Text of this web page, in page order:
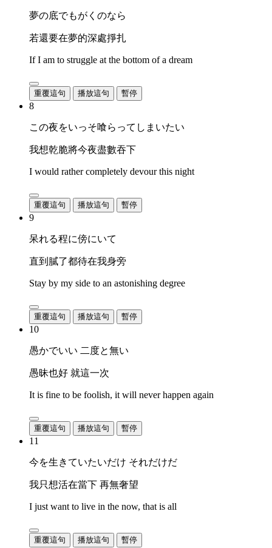
夢の底でもがくのなら
若還要在夢的深處掙扎
If I am to struggle at the bottom of a dream
重覆這句 播放這句 暫停
8
この夜をいっそ喰らってしまいたい
我想乾脆將今夜盡數吞下
I would rather completely devour this night
重覆這句 播放這句 暫停
9
呆れる程に傍にいて
直到膩了都待在我身旁
Stay by my side to an astonishing degree
重覆這句 播放這句 暫停
10
愚かでいい 二度と無い
愚昧也好 就這一次
It is fine to be foolish, it will never happen again
重覆這句 播放這句 暫停
11
今を生きていたいだけ それだけだ
我只想活在當下 再無奢望
I just want to live in the now, that is all
重覆這句 播放這句 暫停